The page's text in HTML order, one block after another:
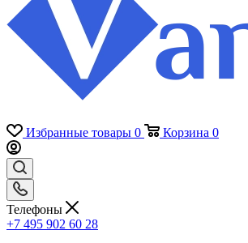
Избранные товары 0 Корзина 0
Телефоны
+7 495 902 60 28